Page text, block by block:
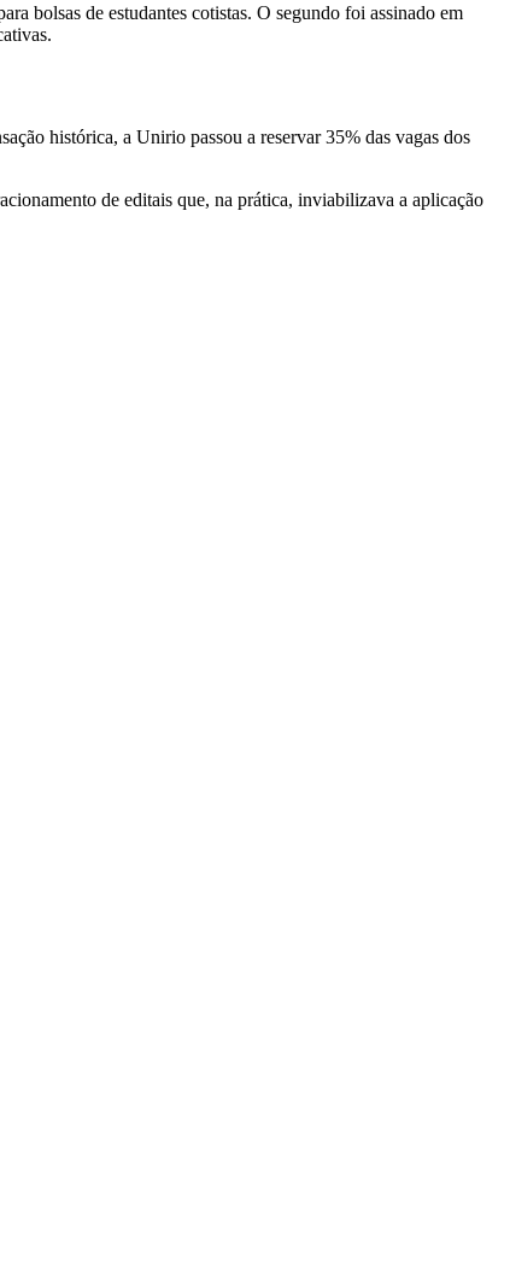
bolsas de estudantes cotistas. O segundo foi assinado em
histórica, a Unirio passou a reservar 35% das vagas dos
de editais que, na prática, inviabilizava a aplicação